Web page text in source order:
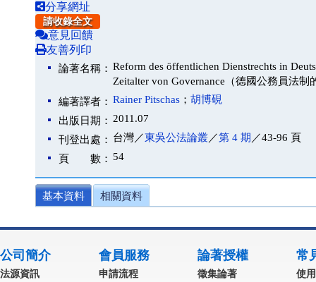
分享網址
請收錄全文
意見回饋
友善列印
論著名稱： Reform des öffentlichen Dienstrechts in
Zeitalter von Governance（德國公務員法
編著譯者： Rainer Pitschas ； 胡博硯
出版日期： 2011.07
刊登出處： 台灣／東吳公法論叢／第 4 期 ／43-96 頁
頁 數： 54
基本資料 相關資料
公司簡介
法源資訊
會員服務
申請流程
論著授權
徵集論著
常
使